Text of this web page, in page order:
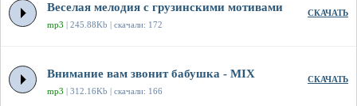
Веселая мелодия с грузинскими мотивами
mp3 | 245.88Kb | скачали: 172
СКАЧАТЬ
Внимание вам звонит бабушка - MIX
mp3 | 312.16Kb | скачали: 166
СКАЧАТЬ